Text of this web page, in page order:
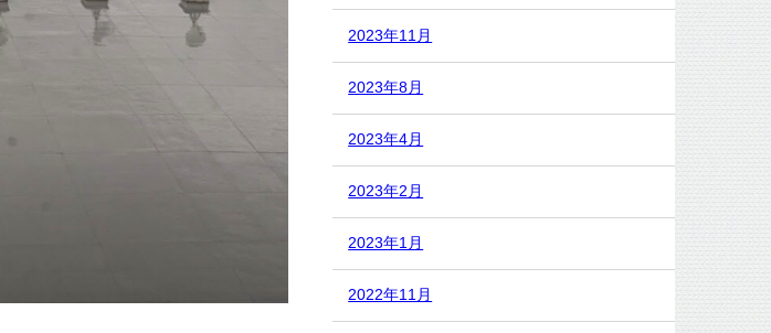
2023年11月
2023年8月
2023年4月
2023年2月
2023年1月
2022年11月